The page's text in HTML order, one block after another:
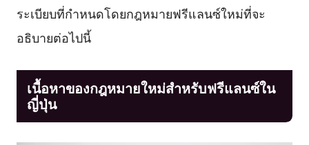
ระเบียบที่กำหนดโดยกฎหมายฟรีแลนซ์ใหม่ที่จะ
อธิบายต่อไปนี้
เนื้อหาของกฎหมายใหม่สำหรับฟรีแลนซ์ใน
ญี่ปุ่น